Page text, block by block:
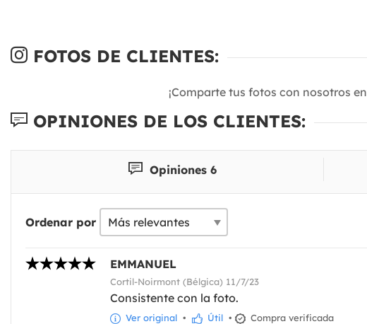
FOTOS DE CLIENTES:
¡Comparte tus fotos con nosotros en
OPINIONES DE LOS CLIENTES:
Opiniones 6
Ordenar por
EMMANUEL
Cortil-Noirmont (Bélgica) 11/7/23
Consistente con la foto.
Ver original • Útil • Compra verificada